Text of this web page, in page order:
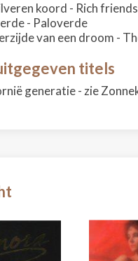
koord - Rich friends
- Paloverde
van een droom -
titels
generatie - zie